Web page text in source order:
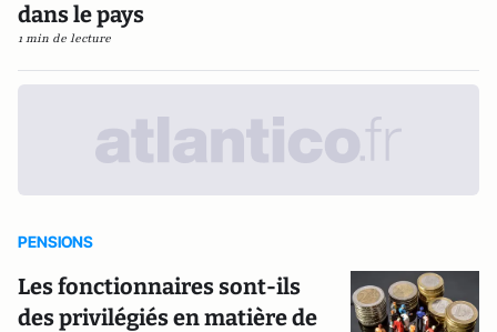
dans le pays
1 min de lecture
PENSIONS
Les fonctionnaires sont-ils
des privilégiés en matière de